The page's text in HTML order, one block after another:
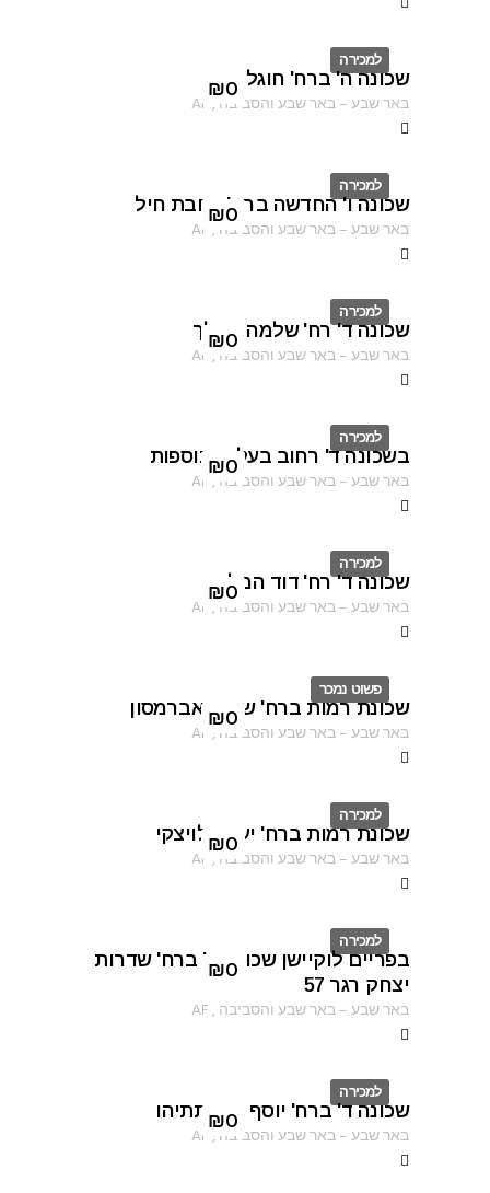
למכירה
ID
₪0
שכונה ה' ברח' חוגלה
באר שבע–באר שבע והסביבה ,
AF
למכירה
ID
₪0
שכונה ו' החדשה ברח' רחבת חיל
באר שבע–באר שבע והסביבה ,
AF
למכירה
ID
₪0
שכונה ד' רח' שלמה המלך
באר שבע–באר שבע והסביבה ,
AF
למכירה
ID
₪0
בשכונה ד' רחוב בעלי התוספות
באר שבע–באר שבע והסביבה ,
AF
למכירה
ID
₪0
שכונה ד' רח' דוד המלך
באר שבע–באר שבע והסביבה ,
AF
פשוט נמכר
ID
₪0
שכונת רמות ברח' שרגא אברמסון
באר שבע–באר שבע והסביבה ,
AF
למכירה
ID
₪0
שכונת רמות ברח' יעקב לויצקי
באר שבע–באר שבע והסביבה ,
AF
למכירה
ID
₪0
בפריים לוקיישן שכונה ב' ברח' שדרות
יצחק רגר 57
באר שבע–באר שבע והסביבה ,
AF
למכירה
ID
₪0
שכונה ד' ברח' יוסף בן מתתיהו
באר שבע–באר שבע והסביבה ,
AF